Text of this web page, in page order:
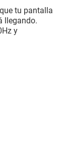
tu pantalla
llegando.
y